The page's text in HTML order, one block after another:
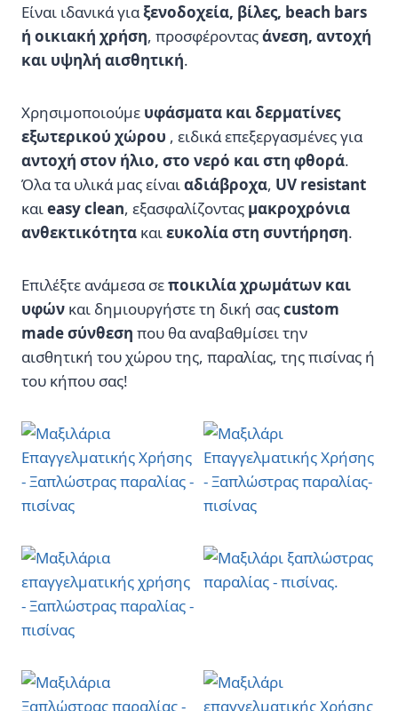
Είναι ιδανικά γιαξενοδοχεία, βίλες, beach bars
ή οικιακή χρήση, προσφέρονταςάνεση, αντοχή
και υψηλή αισθητική.
Χρησιμοποιούμε υφάσματα και δερματίνες
εξωτερικού χώρου , ειδικά επεξεργασμένες για
αντοχή στον ήλιο, στο νερό και στη φθορά.
Όλα τα υλικά μας είναιαδιάβροχα, UV resistant
καιeasy clean, εξασφαλίζοντας μακροχρόνια
ανθεκτικότητα καιευκολία στη συντήρηση.
Επιλέξτε ανάμεσα σεποικιλία χρωμάτων και
υφών και δημιουργήστε τη δική σαςcustom
made σύνθεση που θα αναβαθμίσει την
αισθητική του χώρου της, παραλίας, της πισίνας ή
του κήπου σας!